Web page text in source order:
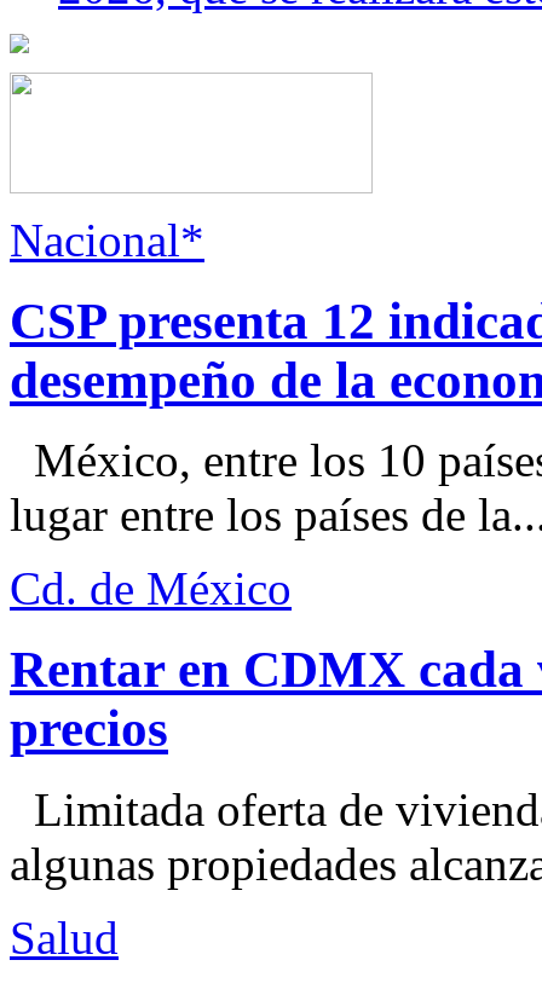
Nacional*
CSP presenta 12
desempeño de la
México, entre los 10
lugar entre los países de
Cd. de México
Rentar en CDMX cada
precios
Limitada oferta de
algunas propiedades
Salud